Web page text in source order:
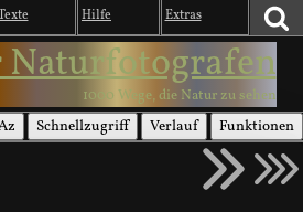
Hilfe Extras
1000 Wege, die Natur zu sehen
Schnellzugriff Verlauf Funktionen